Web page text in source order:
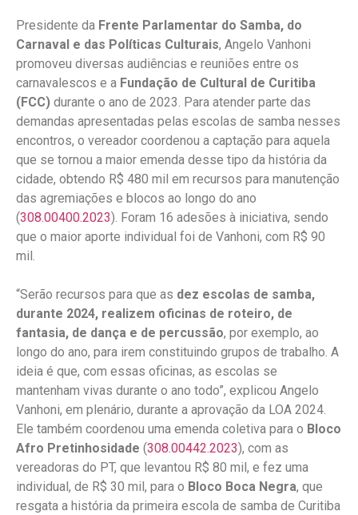
Presidente da Frente Parlamentar do Samba, do
Carnaval e das Políticas Culturais, Angelo Vanhoni
promoveu diversas audiências e reuniões entre os
carnavalescos e a Fundação de Cultural de Curitiba
(FCC) durante o ano de 2023. Para atender parte das
demandas apresentadas pelas escolas de samba nesses
encontros, o vereador coordenou a captação para aquela
que se tornou a maior emenda desse tipo da história da
cidade, obtendo R$ 480 mil em recursos para manutenção
das agremiações e blocos ao longo do ano
(308.00400.2023). Foram 16 adesões à iniciativa, sendo
que o maior aporte individual foi de Vanhoni, com R$ 90
mil.
“Serão recursos para que as dez escolas de samba,
durante 2024, realizem oficinas de roteiro, de
fantasia, de dança e de percussão, por exemplo, ao
longo do ano, para irem constituindo grupos de trabalho. A
ideia é que, com essas oficinas, as escolas se
mantenham vivas durante o ano todo”, explicou Angelo
Vanhoni, em plenário, durante a aprovação da LOA 2024.
Ele também coordenou uma emenda coletiva para o Bloco
Afro Pretinhosidade (308.00442.2023), com as
vereadoras do PT, que levantou R$ 80 mil, e fez uma
individual, de R$ 30 mil, para o Bloco Boca Negra, que
resgata a história da primeira escola de samba de Curitiba